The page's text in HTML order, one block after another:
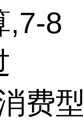
,7-8
费型